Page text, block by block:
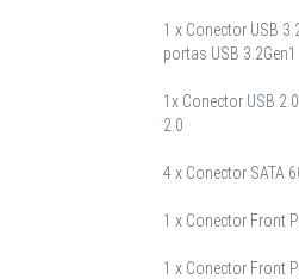
1 x Conector USB
portas USB 3.2Gen1
1x Conector USB
2.0
4 x Conector SATA
1 x Conector Front
1 x Conector Front